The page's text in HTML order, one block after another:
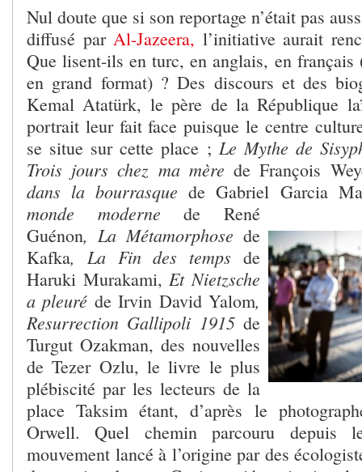
Nul doute que si son reportage n’était pas
diffusé parAl-Jazeera, l’initiative aurait
Que lisent-ils en turc, en anglais, en français
en grand format) ? Des discours et des
Kemal Atatürk, le père de la République
portrait leur fait face puisque le centre
se situe sur cette place ; Le Mythe de
Trois jours chez ma mère de François
dans la bourrasque de Gabriel Garcia
monde moderne de René
Guénon, La Métamorphose de
Kafka, La Fin des temps de
Haruki Murakami,Et Nietzsche
a pleuré de Irvin David Yalom,
Resurrection Gallipoli 1915de
Turgut Ozakman, des nouvelles
de Tezer Ozlu, le livre le plus
plébiscité par les lecteurs de la
place Taksim étant, d’après le
Orwell. Quel chemin parcouru depuis
mouvement lancé à l’origine par des